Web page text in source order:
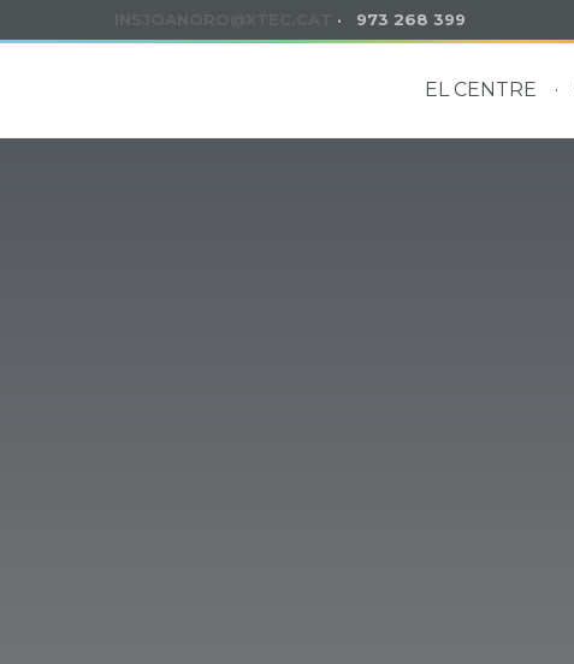
· 973 268 399
EL CENTRE